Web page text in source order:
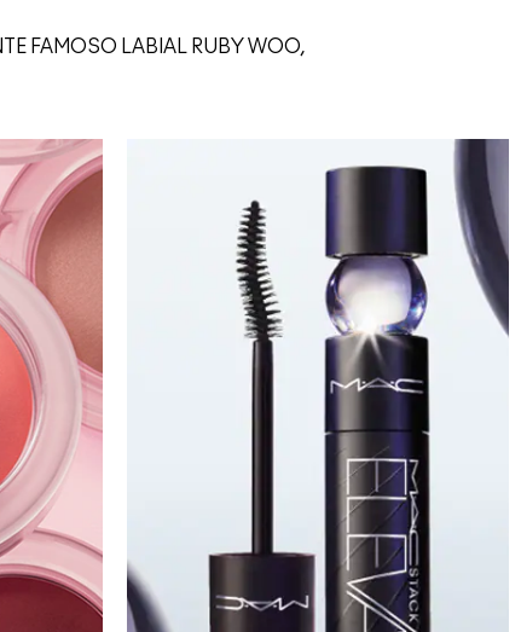
FAMOSO LABIAL RUBY WOO,